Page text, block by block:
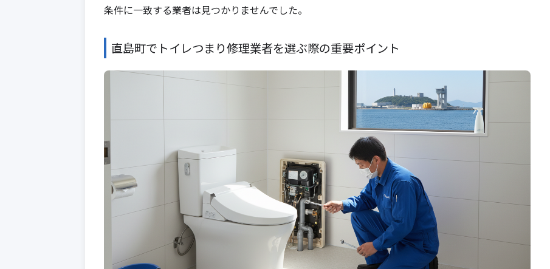
条件に一致する業者は見つかりませんでした。
直島町でトイレつまり修理業者を選ぶ際の重要ポイント